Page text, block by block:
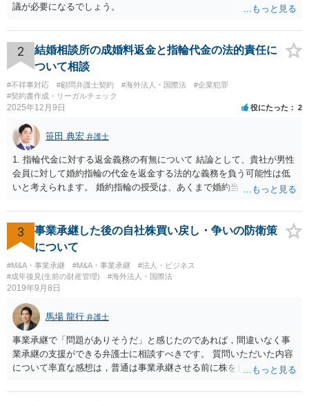
議が必要になるでしょう。
2
結婚相談所の成婚料返金と指輪代金の法的責任に
ついて相談
#不祥事対応 #顧問弁護士契約 #海外法人・国際法
#企業犯罪
#契約書作成・リーガルチェック
2025年12月9日 役にたった 2
笹田 典宏 弁護士
1. 指輪代金に対する返金義務の有無について 結論として、貴社が男性
会員に対して婚約指輪の代金を返金する法的な義務を負う可能性は低
いと考えられます。 婚約指輪の授受は、あくまで婚約当事者である男
貴社は、その贈与契約の当事者ではありません。したがって、仮に女
性が返金義務を負う場合であっても、貴社が返金義務を負う法的根拠
は見当たりません。 また、国際結婚の仲介契約に関する裁判例では、
会員の個人的な理由による破談で追加的に発生した費用は会員自身が
負担すべきであり、仲介業者に責任がない限り、成婚料の支払いを拒
絶することはできないと判断されています。この裁判例は、仲介業者
を示唆しており、本件でも同様に、指輪の返還が貴社の責任範囲外の
問題であると主張する上で参考になります。 2. 今後の対応について
相手方代理人に対し、内容証明郵便などで書面にて貴社の見解を明確
に伝えることが重要です。その書面には、以下の内容を盛り込むこと
が考えられます。 成婚料について: 円満な解決を優先する観点から、
には上記の裁判例のように、貴社に返金義務は無いと判断される可能
3
事業承継した後の自社株買い戻し・争いの防衛策
について
#M&A・事業承継 #M&A・事業承継
#法人・ビジネス
#成年後見(生前の財産管理)
#海外法人・国際法
2019年9月8日
馬場 龍行 弁護士
事業承継で「問題がありそうだ」と感じたのであれば，間違いなく事
業承継の支援ができる弁護士に相談すべきです。 質問いただいた内容
について率直な感想は，普通は事業承継させる前に株をしっかり集め
というのは無責任というほかないでしょう。 事業承継については，相